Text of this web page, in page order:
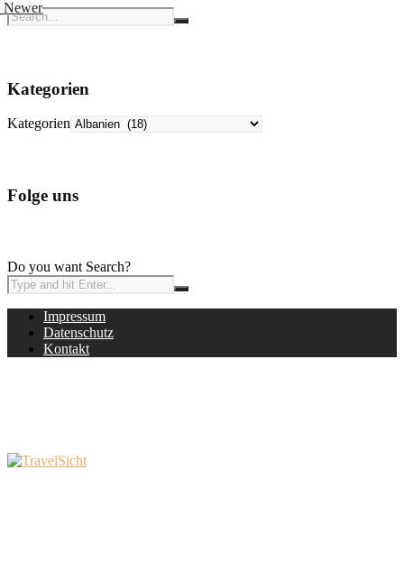
Kategorien
Kategorien
Folge uns
Do you want Search?
Impressum
Datenschutz
Kontakt
Newer